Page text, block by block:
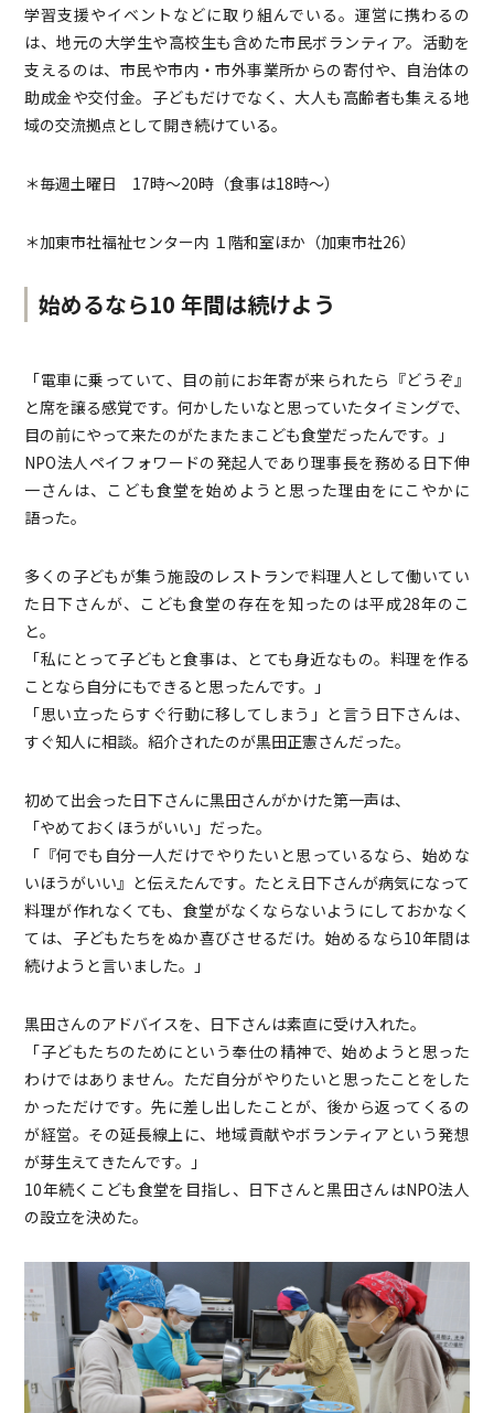
学習支援やイベントなどに取り組んでいる。運営に携わるの
は、地元の大学生や高校生も含めた市民ボランティア。活動を
支えるのは、市民や市内・市外事業所からの寄付や、自治体の
助成金や交付金。子どもだけでなく、大人も高齢者も集える地
域の交流拠点として開き続けている。
＊毎週土曜日 17時～20時（食事は18時～）
＊加東市社福祉センター内 １階和室ほか（加東市社26）
始めるなら10 年間は続けよう
「電車に乗っていて、目の前にお年寄が来られたら『どうぞ』
と席を譲る感覚です。何かしたいなと思っていたタイミングで、
目の前にやって来たのがたまたまこども食堂だったんです。」
NPO法人ペイフォワードの発起人であり理事長を務める日下伸
一さんは、こども食堂を始めようと思った理由をにこやかに
語った。
多くの子どもが集う施設のレストランで料理人として働いてい
た日下さんが、こども食堂の存在を知ったのは平成28年のこ
と。
「私にとって子どもと食事は、とても身近なもの。料理を作る
ことなら自分にもできると思ったんです。」
「思い立ったらすぐ行動に移してしまう」と言う日下さんは、
すぐ知人に相談。紹介されたのが黒田正憲さんだった。
初めて出会った日下さんに黒田さんがかけた第一声は、
「やめておくほうがいい」だった。
「『何でも自分一人だけでやりたいと思っているなら、始めな
いほうがいい』と伝えたんです。たとえ日下さんが病気になって
料理が作れなくても、食堂がなくならないようにしておかなく
ては、子どもたちをぬか喜びさせるだけ。始めるなら10年間は
続けようと言いました。」
黒田さんのアドバイスを、日下さんは素直に受け入れた。
「子どもたちのためにという奉仕の精神で、始めようと思った
わけではありません。ただ自分がやりたいと思ったことをした
かっただけです。先に差し出したことが、後から返ってくるの
が経営。その延長線上に、地域貢献やボランティアという発想
が芽生えてきたんです。」
10年続くこども食堂を目指し、日下さんと黒田さんはNPO法人
の設立を決めた。